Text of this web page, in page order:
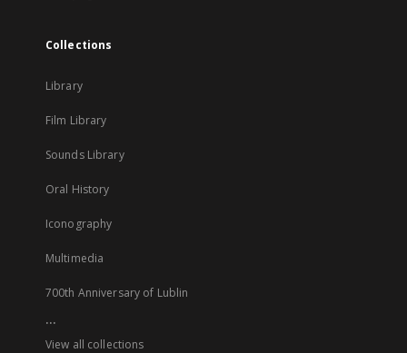
Collections
Library
Film Library
Sounds Library
Oral History
Iconography
Multimedia
700th Anniversary of Lublin
...
View all collections